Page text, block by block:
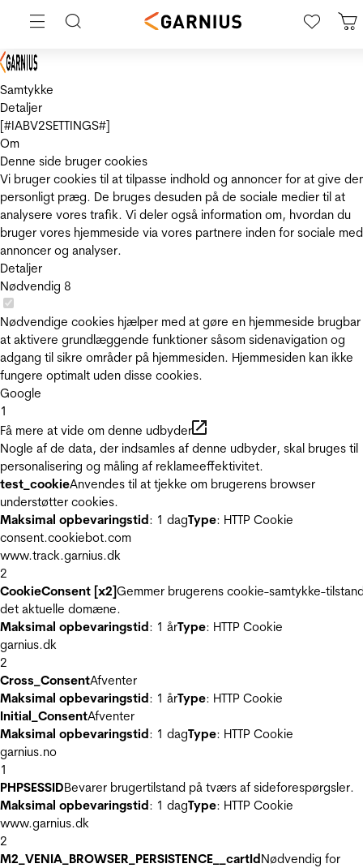
Samtykke
Detaljer
[#IABV2SETTINGS#]
Om
Denne side bruger cookies
Vi bruger cookies til at tilpasse indhold og annoncer for at give
personligt præg. De bruges desuden på de sociale medier til at
analysere vores trafik. Vi deler også information om, hvordan du
bruger vores hjemmeside via vores partnere inden for sociale
annoncer og analyser.
Detaljer
Nødvendig 8
Nødvendige cookies hjælper med at gøre en hjemmeside
at aktivere grundlæggende funktioner såsom sidenavigation og
adgang til sikre områder på hjemmesiden. Hjemmesiden kan ikke
fungere optimalt uden disse cookies.
Google
1
Få mere at vide om denne udbyder
Nogle af de data, der indsamles af denne udbyder, skal bruges til
personalisering og måling af reklameeffektivitet.
test_cookieAnvendes til at tjekke om brugerens browser
understøtter cookies.
Maksimal opbevaringstid: 1 dagType: HTTP Cookie
consent.cookiebot.com
www.track.garnius.dk
2
CookieConsent [x2]Gemmer brugerens cookie-samtykke-
det aktuelle domæne.
Maksimal opbevaringstid: 1 årType: HTTP Cookie
garnius.dk
2
Cross_ConsentAfventer
Maksimal opbevaringstid: 1 årType: HTTP Cookie
Initial_ConsentAfventer
Maksimal opbevaringstid: 1 dagType: HTTP Cookie
garnius.no
1
PHPSESSIDBevarer brugertilstand på tværs af sideforespørgsler.
Maksimal opbevaringstid: 1 dagType: HTTP Cookie
www.garnius.dk
2
M2_VENIA_BROWSER_PERSISTENCE__cartIdNødvendig for